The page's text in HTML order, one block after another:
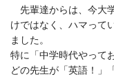
先輩達からは、今大
けではなく、ハマって
ました。
特に「中学時代やって
どの先生が「英語！」